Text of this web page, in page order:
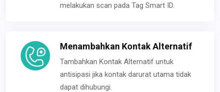
melakukan scan pada Tag Smart ID.
Menambahkan Kontak Alternatif
Tambahkan Kontak Alternatif untuk
antisipasi jika kontak darurat utama tidak
dapat dihubungi.